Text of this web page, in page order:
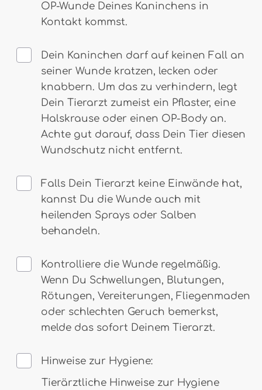
OP-Wunde Deines Kaninchens in
Kontakt kommst.
Dein Kaninchen darf auf keinen Fall an
seiner Wunde kratzen, lecken oder
knabbern. Um das zu verhindern, legt
Dein Tierarzt zumeist ein Pflaster, eine
Halskrause oder einen OP-Body an.
Achte gut darauf, dass Dein Tier diesen
Wundschutz nicht entfernt.
Falls Dein Tierarzt keine Einwände hat,
kannst Du die Wunde auch mit
heilenden Sprays oder Salben
behandeln.
Kontrolliere die Wunde regelmäßig.
Wenn Du Schwellungen, Blutungen,
Rötungen, Vereiterungen, Fliegenmaden
oder schlechten Geruch bemerkst,
melde das sofort Deinem Tierarzt.
Hinweise zur Hygiene:
Tierärztliche Hinweise zur Hygiene